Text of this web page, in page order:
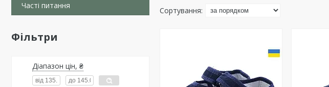
Часті питання
Фільтри
Діапазон цін, ₴